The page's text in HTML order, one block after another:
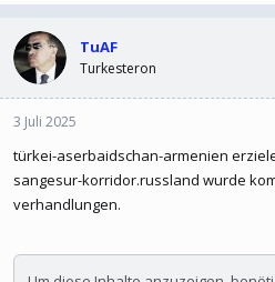
TuAF
Turkesteron
3 Juli 2025
türkei-aserbaidschan-armenien
sangesur-korridor.russland wurde
verhandlungen.